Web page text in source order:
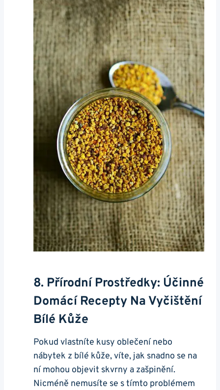
8. Přírodní Prostředky: Účinné
Domácí Recepty Na Vyčištění
Bílé Kůže
Pokud vlastníte kusy oblečení nebo
nábytek z bílé kůže, víte, jak snadno se na
‌ní mohou objevit skvrny a zašpinění.
Nicméně nemusíte se s tímto problémem